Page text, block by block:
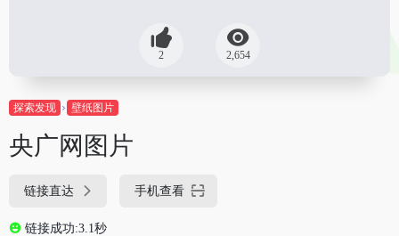
2 2,654
探索发现 壁纸图片
央广网图片
链接直达 手机查看
链接成功:3.1秒